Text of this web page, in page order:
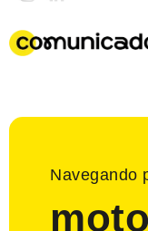
Navegando